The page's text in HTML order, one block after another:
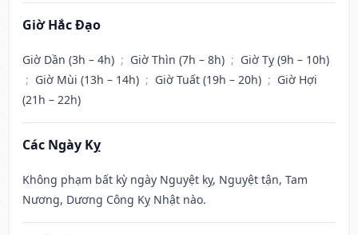
Giờ Hắc Đạo
Giờ Dần (3h – 4h) ; Giờ Thìn (7h – 8h) ; Giờ Tỵ (9h – 10h)
; Giờ Mùi (13h – 14h) ; Giờ Tuất (19h – 20h) ; Giờ Hợi
(21h – 22h)
Các Ngày Kỵ
Không phạm bất kỳ ngày Nguyệt kỵ, Nguyệt tận, Tam
Nương, Dương Công Kỵ Nhật nào.